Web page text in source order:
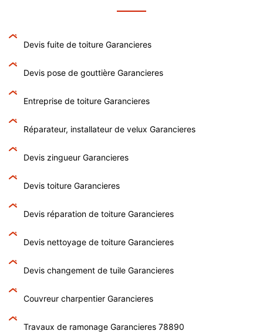
Devis fuite de toiture Garancieres
Devis pose de gouttière Garancieres
Entreprise de toiture Garancieres
Réparateur, installateur de velux Garancieres
Devis zingueur Garancieres
Devis toiture Garancieres
Devis réparation de toiture Garancieres
Devis nettoyage de toiture Garancieres
Devis changement de tuile Garancieres
Couvreur charpentier Garancieres
Travaux de ramonage Garancieres 78890